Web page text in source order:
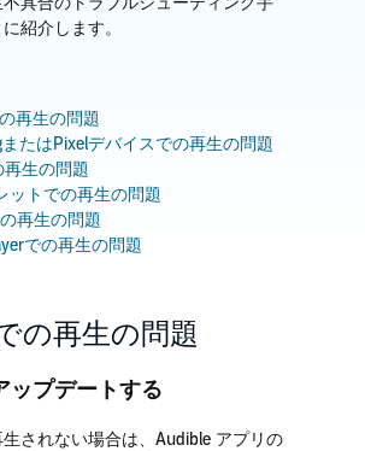
紹介します。
再生の問題
たはPixelデバイスでの再生の問題
再生の問題
ットでの再生の問題
再生の問題
での再生の問題
の再生の問題
ップデートする
されない場合は、Audible アプリの